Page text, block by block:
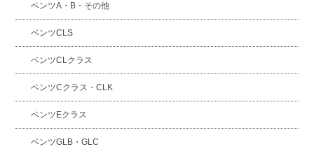
ベンツA・B・その他
ベンツCLS
ベンツCLクラス
ベンツCクラス・CLK
ベンツEクラス
ベンツGLB・GLC